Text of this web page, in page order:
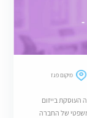
-
מיקום פגז
העוסקת בייזום
של החברה